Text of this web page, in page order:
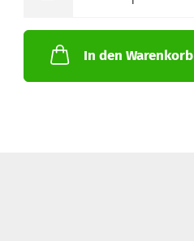
In den Warenkorb